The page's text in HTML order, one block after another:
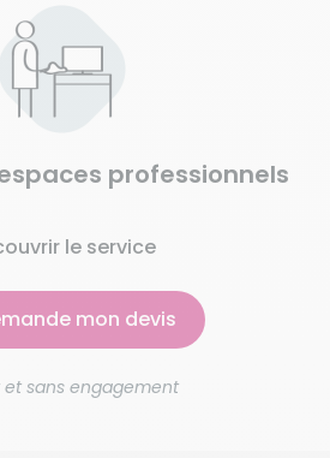
professionnels
le service
mon devis
et sans engagement